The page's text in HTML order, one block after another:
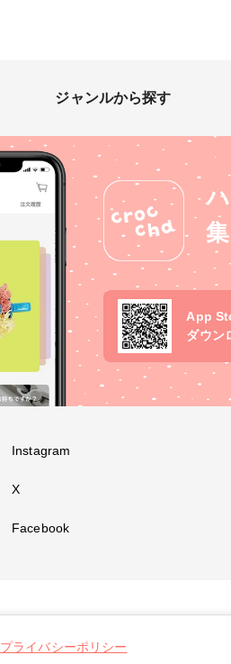
ジャンルから探す
App
ダウン
Instagram
X
Facebook
プライバシーポリシー